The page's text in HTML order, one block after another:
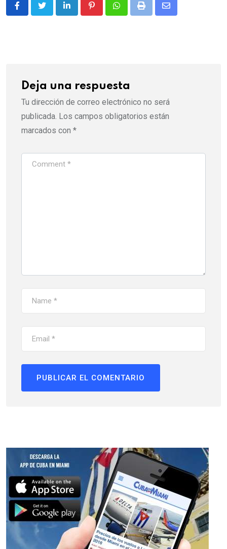
LinkedIn PinterestWhatsappPrint
Share
Deja una respuesta
Tu dirección de correo electrónico no será
publicada. Los campos obligatorios están
marcados con *